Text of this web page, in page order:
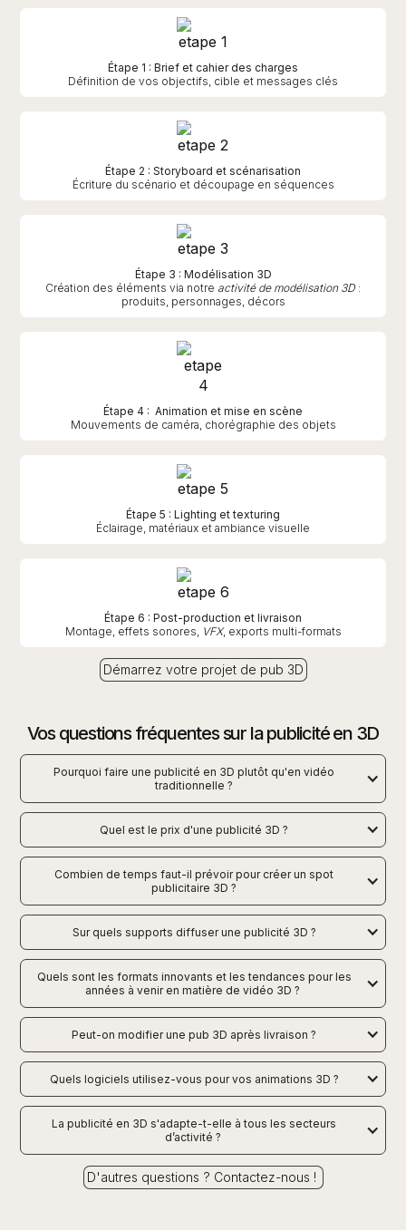
Étape 1 : Brief et cahier des charges
Définition de vos objectifs, cible et messages clés
Étape 2 : Storyboard et scénarisation
Écriture du scénario et découpage en séquences
Étape 3 : Modélisation 3D
Création des éléments via notre activité de modélisation 3D:
produits, personnages, décors
Étape 4 : Animation et mise en scène
Mouvements de caméra, chorégraphie des objets
Étape 5 : Lighting et texturing
Éclairage, matériaux et ambiance visuelle
Étape 6 : Post-production et livraison
Montage, effets sonores, VFX, exports multi-formats
Démarrez votre projet de pub 3D
Vos questions fréquentes sur la publicité en 3D
Pourquoi faire une publicité en 3D plutôt qu'en vidéo
traditionnelle ?
Quel est le prix d'une publicité 3D ?
Combien de temps faut-il prévoir pour créer un spot
publicitaire 3D ?
Sur quels supports diffuser une publicité 3D ?
Quels sont les formats innovants et les tendances pour les
années à venir en matière de vidéo 3D ?
Peut-on modifier une pub 3D après livraison ?
Quels logiciels utilisez-vous pour vos animations 3D ?
La publicité en 3D s'adapte-t-elle à tous les secteurs
d’activité ?
D'autres questions ? Contactez-nous !